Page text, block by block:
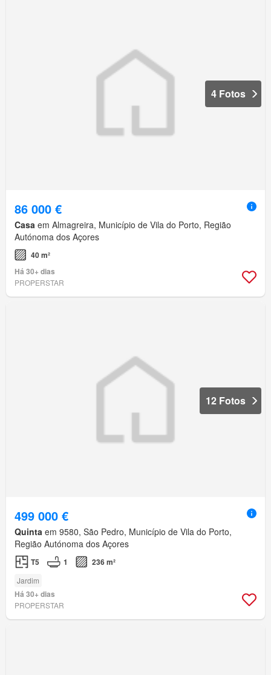
4 Fotos
86 000 €
Casa em Almagreira, Município de Vila do Porto, Região
Autónoma dos Açores
40 m²
Há 30+ dias
PROPERSTAR
12 Fotos
499 000 €
Quinta em 9580, São Pedro, Município de Vila do Porto,
Região Autónoma dos Açores
T5 1 236 m²
Jardim
Há 30+ dias
PROPERSTAR